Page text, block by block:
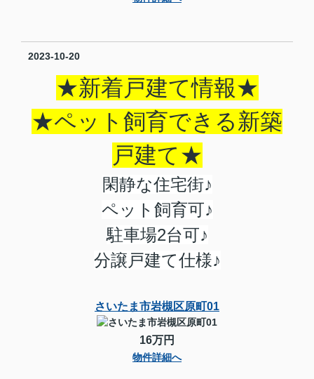
2023-10-20
★新着戸建て情報★
★ペット飼育できる新築
戸建て★
閑静な住宅街♪
ペット飼育可♪
駐車場2台可♪
分譲戸建て仕様♪
さいたま市岩槻区原町01
16万円
物件詳細へ